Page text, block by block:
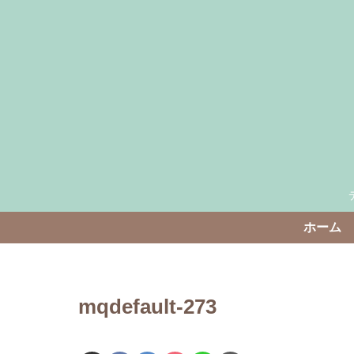
ホーム
mqdefault-273